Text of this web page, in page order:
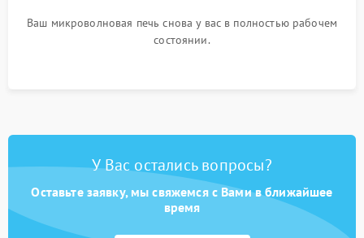
Ваш микроволновая печь снова у вас в полностью рабочем
состоянии.
У Вас остались вопросы?
Оставьте заявку, мы свяжемся с Вами в ближайшее
время